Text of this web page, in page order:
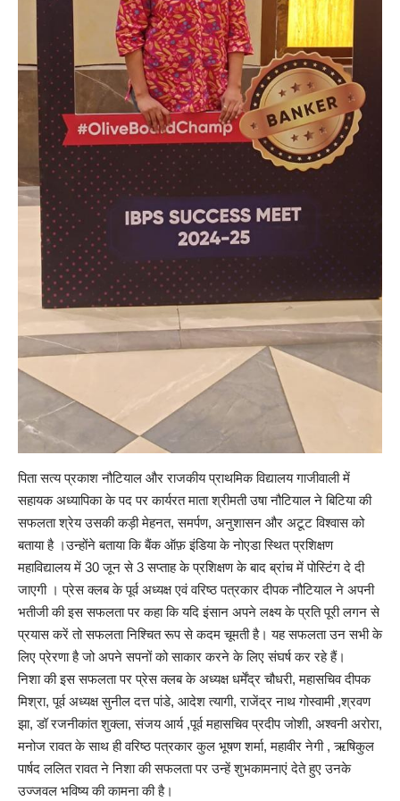
पिता सत्य प्रकाश नौटियाल और राजकीय प्राथमिक विद्यालय गाजीवाली में
सहायक अध्यापिका के पद पर कार्यरत माता श्रीमती उषा नौटियाल ने बिटिया की
सफलता श्रेय उसकी कड़ी मेहनत, समर्पण, अनुशासन और अटूट विश्वास को
बताया है ।उन्होंने बताया कि बैंक ऑफ़ इंडिया के नोएडा स्थित प्रशिक्षण
महाविद्यालय में 30 जून से 3 सप्ताह के प्रशिक्षण के बाद ब्रांच में पोस्टिंग दे दी
जाएगी । प्रेस क्लब के पूर्व अध्यक्ष एवं वरिष्ठ पत्रकार दीपक नौटियाल ने अपनी
भतीजी की इस सफलता पर कहा कि यदि इंसान अपने लक्ष्य के प्रति पूरी लगन से
प्रयास करें तो सफलता निश्चित रूप से कदम चूमती है। यह सफलता उन सभी के
लिए प्रेरणा है जो अपने सपनों को साकार करने के लिए संघर्ष कर रहे हैं।
निशा की इस सफलता पर प्रेस क्लब के अध्यक्ष धर्मेंद्र चौधरी, महासचिव दीपक
मिश्रा, पूर्व अध्यक्ष सुनील दत्त पांडे, आदेश त्यागी, राजेंद्र नाथ गोस्वामी ,श्रवण
झा, डॉ रजनीकांत शुक्ला, संजय आर्य ,पूर्व महासचिव प्रदीप जोशी, अश्वनी अरोरा,
मनोज रावत के साथ ही वरिष्ठ पत्रकार कुल भूषण शर्मा, महावीर नेगी , ऋषिकुल
पार्षद ललित रावत ने निशा की सफलता पर उन्हें शुभकामनाएं देते हुए उनके
उज्जवल भविष्य की कामना की है।